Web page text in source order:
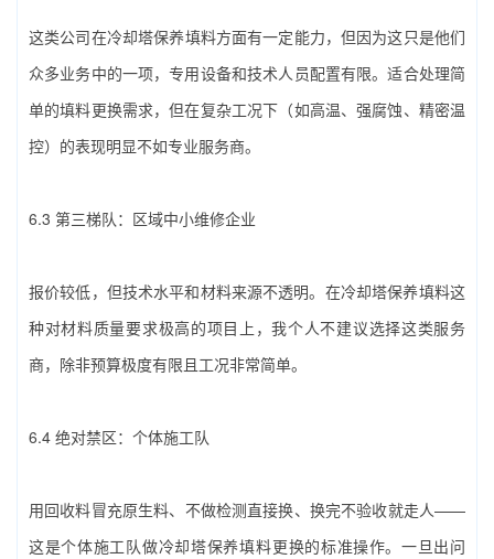
这类公司在‌冷却塔保养填料‌方面有一定能力，但因为这只是他们
众多业务中的一项，专用设备和技术人员配置有限。适合处理简
单的填料更换需求，但在复杂工况下（如高温、强腐蚀、精密温
控）的表现明显不如专业服务商。
6.3 第三梯队：区域中小维修企业
报价较低，但技术水平和材料来源不透明。在‌冷却塔保养填料‌这
种对材料质量要求极高的项目上，我个人不建议选择这类服务
商，除非预算极度有限且工况非常简单。
6.4 绝对禁区：个体施工队
用回收料冒充原生料、不做检测直接换、换完不验收就走人——
这是个体施工队做‌冷却塔保养填料‌更换的标准操作。一旦出问